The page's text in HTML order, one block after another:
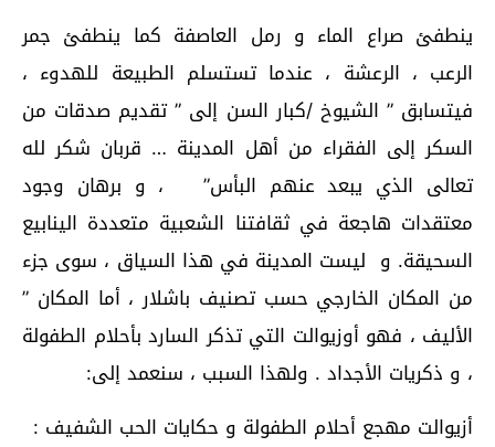
ينطفئ صراع الماء و رمل العاصفة كما ينطفئ جمر
الرعب ، الرعشة ، عندما تستسلم الطبيعة للهدوء ،
فيتسابق ” الشيوخ /كبار السن إلى ” تقديم صدقات من
السكر إلى الفقراء من أهل المدينة … قربان شكر لله
تعالى الذي يبعد عنهم البأس” ، و برهان وجود
معتقدات هاجعة في ثقافتنا الشعبية متعددة الينابيع
السحيقة. و ليست المدينة في هذا السياق ، سوى جزء
من المكان الخارجي حسب تصنيف باشلار ، أما المكان ”
الأليف ، فهو أوزيوالت التي تذكر السارد بأحلام الطفولة
، و ذكريات الأجداد . ولهذا السبب ، سنعمد إلى:
أزيوالت مهجع أحلام الطفولة و حكايات الحب الشفيف :